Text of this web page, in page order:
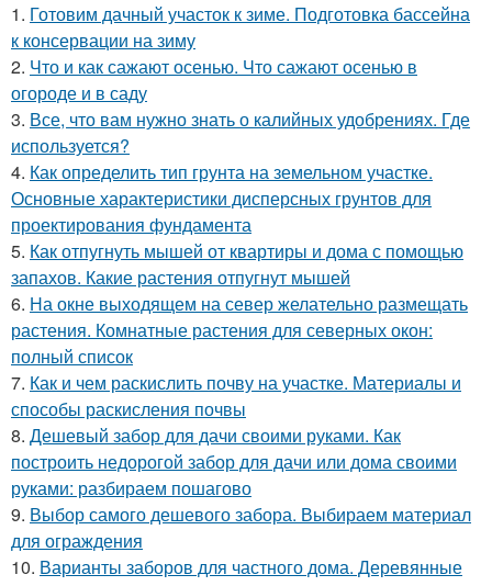
1. Готовим дачный участок к зиме. Подготовка бассейна
к консервации на зиму
2. Что и как сажают осенью. Что сажают осенью в
огороде и в саду
3. Все, что вам нужно знать о калийных удобрениях. Где
используется?
4. Как определить тип грунта на земельном участке.
Основные характеристики дисперсных грунтов для
проектирования фундамента
5. Как отпугнуть мышей от квартиры и дома с помощью
запахов. Какие растения отпугнут мышей
6. На окне выходящем на север желательно размещать
растения. Комнатные растения для северных окон:
полный список
7. Как и чем раскислить почву на участке. Материалы и
способы раскисления почвы
8. Дешевый забор для дачи своими руками. Как
построить недорогой забор для дачи или дома своими
руками: разбираем пошагово
9. Выбор самого дешевого забора. Выбираем материал
для ограждения
10. Варианты заборов для частного дома. Деревянные